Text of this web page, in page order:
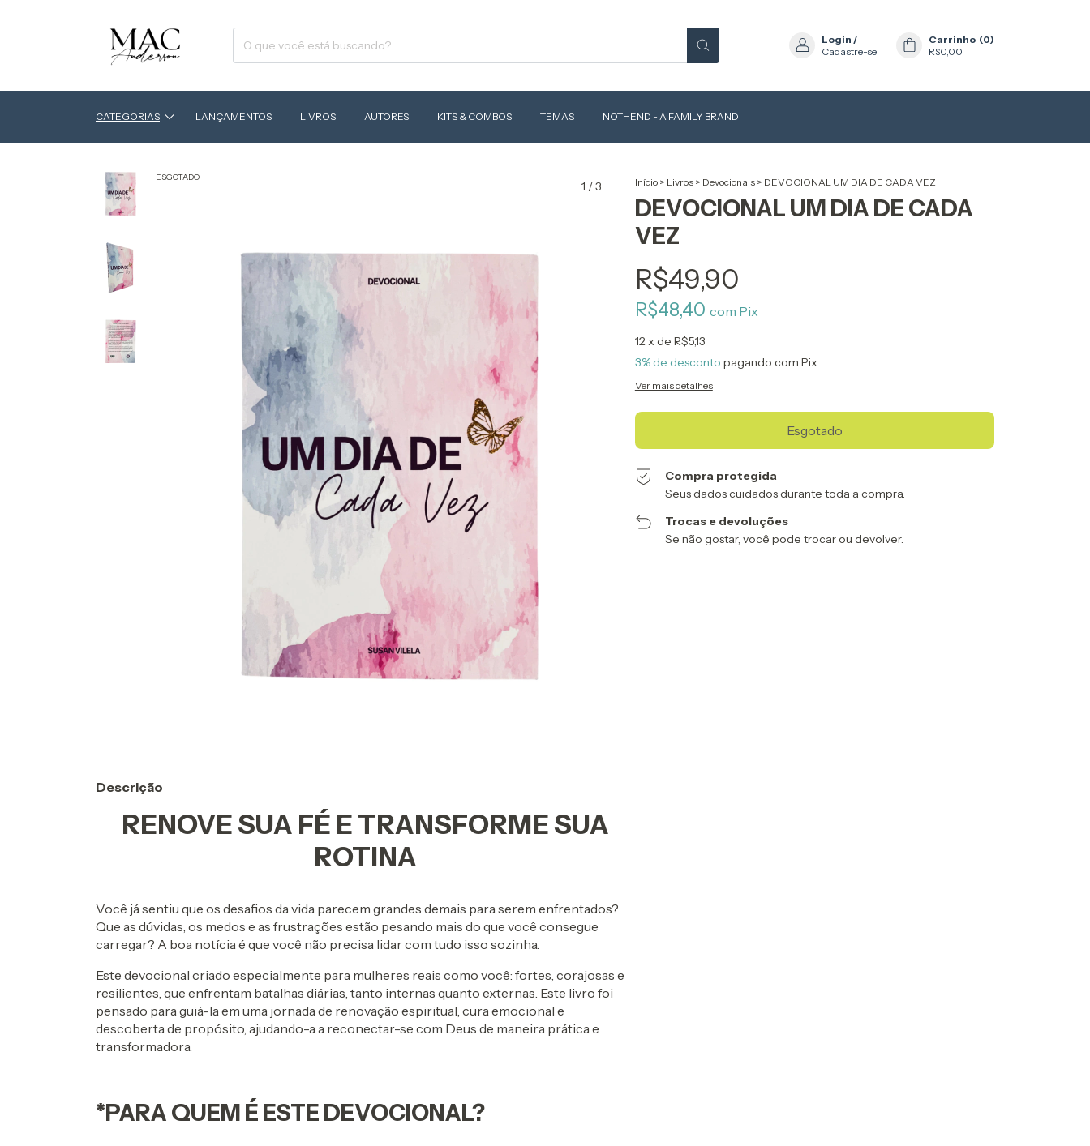
Login /
Cadastre-se
Carrinho (0)
R$0,00
CATEGORIAS LANÇAMENTOS LIVROS AUTORES KITS & COMBOS TEMAS NOTHEND - A FAMILY BRAND
ESGOTADO
1 /3 Início > Livros > Devocionais > DEVOCIONAL UM DIA DE CADA VEZ
DEVOCIONAL UM DIA DE CADA
VEZ
R$49,90
R$48,40 com Pix
12x de R$5,13
3% de desconto pagando com Pix
Ver mais detalhes
Compra protegida
Seus dados cuidados durante toda a compra.
Trocas e devoluções
Se não gostar, você pode trocar ou devolver.
Descrição
RENOVE SUA FÉ E TRANSFORME SUA
ROTINA
Você já sentiu que os desafios da vida parecem grandes demais para serem enfrentados?
Que as dúvidas, os medos e as frustrações estão pesando mais do que você consegue
carregar? A boa notícia é que você não precisa lidar com tudo isso sozinha.
Este devocional criado especialmente para mulheres reais como você: fortes, corajosas e
resilientes, que enfrentam batalhas diárias, tanto internas quanto externas. Este livro foi
pensado para guiá-la em uma jornada de renovação espiritual, cura emocional e
descoberta de propósito, ajudando-a a reconectar-se com Deus de maneira prática e
transformadora.
*PARA QUEM É ESTE DEVOCIONAL?